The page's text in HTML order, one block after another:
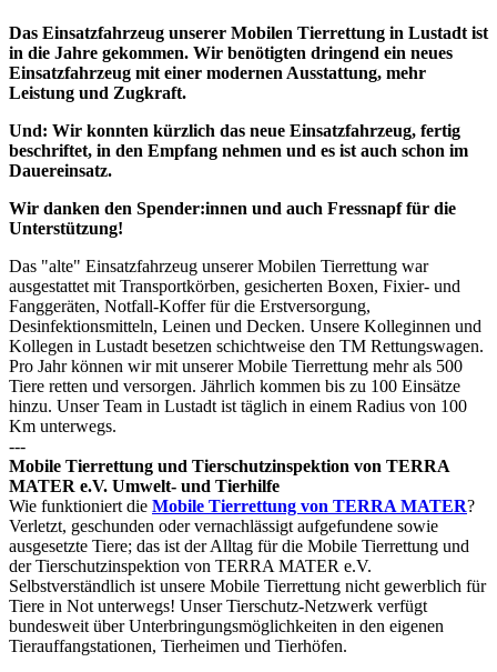
Das Einsatzfahrzeug unserer Mobilen Tierrettung in Lustadt ist
in die Jahre gekommen. Wir benötigten dringend ein neues
Einsatzfahrzeug mit einer modernen Ausstattung, mehr
Leistung und Zugkraft.
Und: Wir konnten kürzlich das neue Einsatzfahrzeug, fertig
beschriftet, in den Empfang nehmen und es ist auch schon im
Dauereinsatz.
Wir danken den Spender:innen und auch Fressnapf für die
Unterstützung!
Das "alte" Einsatzfahrzeug unserer Mobilen Tierrettung war
ausgestattet mit Transportkörben, gesicherten Boxen, Fixier- und
Fanggeräten, Notfall-Koffer für die Erstversorgung,
Desinfektionsmitteln, Leinen und Decken. Unsere Kolleginnen und
Kollegen in Lustadt besetzen schichtweise den TM Rettungswagen.
Pro Jahr können wir mit unserer Mobile Tierrettung mehr als 500
Tiere retten und versorgen. Jährlich kommen bis zu 100 Einsätze
hinzu. Unser Team in Lustadt ist täglich in einem Radius von 100
Km unterwegs.
---
Mobile Tierrettung und Tierschutzinspektion von TERRA
MATER e.V. Umwelt- und Tierhilfe
Wie funktioniert die Mobile Tierrettung von TERRA MATER?
Verletzt, geschunden oder vernachlässigt aufgefundene sowie
ausgesetzte Tiere; das ist der Alltag für die Mobile Tierrettung und
der Tierschutzinspektion von TERRA MATER e.V.
Selbstverständlich ist unsere Mobile Tierrettung nicht gewerblich für
Tiere in Not unterwegs! Unser Tierschutz-Netzwerk verfügt
bundesweit über Unterbringungsmöglichkeiten in den eigenen
Tierauffangstationen, Tierheimen und Tierhöfen.